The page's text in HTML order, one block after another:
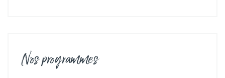
Nos programmes